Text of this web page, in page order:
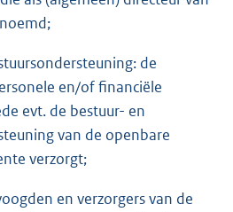
de
en/of financiële
evt. de bestuur- en
van de openbare
verzorgt;
en verzorgers van de